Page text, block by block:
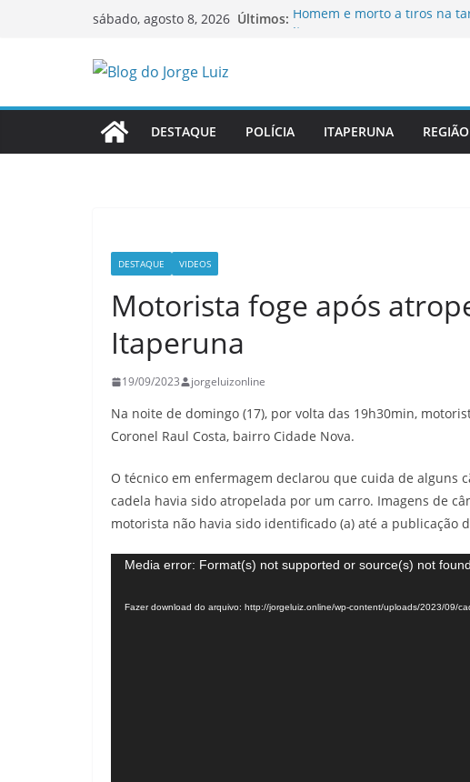
sábado, agosto 8, 2026 Últimos: Homem é morto a tiros na
Ao vivo: sessão ordinária
Itaperuna
DESTAQUE POLÍCIA ITAPERUNA REGIÃO
DESTAQUE VIDEOS
Motorista foge após
Itaperuna
19/09/2023 jorgeluizonline
Na noite de domingo (17), por volta das 19h30min,
Coronel Raul Costa, bairro Cidade Nova.
O técnico em enfermagem declarou que cuida de alguns
cadela havia sido atropelada por um carro. Imagens de
motorista não havia sido identificado (a) até a publicação
Tocador
vídeo
Media error: Format(s) not supported or source(s) not found
Fazer download do arquivo: http://jorgeluiz.online/wp-content/uploads/2023/09/